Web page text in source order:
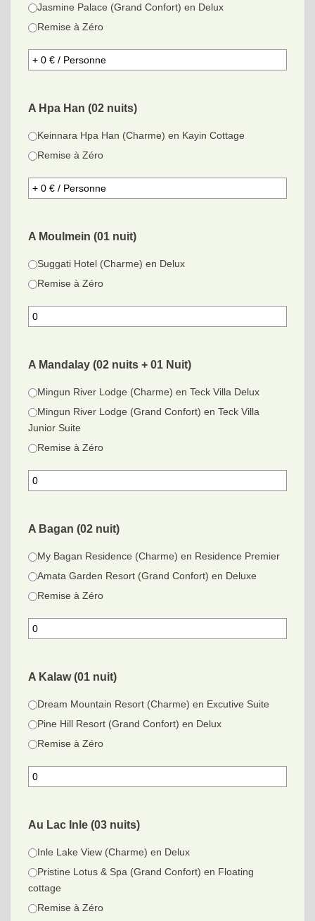
Jasmine Palace (Grand Confort) en Delux
Remise à Zéro
A Hpa Han (02 nuits)
Keinnara Hpa Han (Charme) en Kayin Cottage
Remise à Zéro
A Moulmein (01 nuit)
Suggati Hotel (Charme) en Delux
Remise à Zéro
A Mandalay (02 nuits + 01 Nuit)
Mingun River Lodge (Charme) en Teck Villa Delux
Mingun River Lodge (Grand Confort) en Teck Villa
Junior Suite
Remise à Zéro
A Bagan (02 nuit)
My Bagan Residence (Charme) en Residence Premier
Amata Garden Resort (Grand Confort) en Deluxe
Remise à Zéro
A Kalaw (01 nuit)
Dream Mountain Resort (Charme) en Excutive Suite
Pine Hill Resort (Grand Confort) en Delux
Remise à Zéro
Au Lac Inle (03 nuits)
Inle Lake View (Charme) en Delux
Pristine Lotus & Spa (Grand Confort) en Floating
cottage
Remise à Zéro